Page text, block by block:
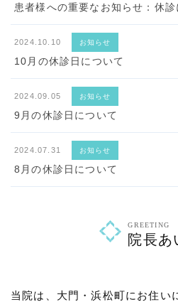
患者様への重要なお知らせ：休診
2024.10.10 お知らせ
10月の休診日について
2024.09.05 お知らせ
9月の休診日について
2024.07.31 お知らせ
8月の休診日について
GREETING
院長あ
当院は、大門・浜松町にお住い